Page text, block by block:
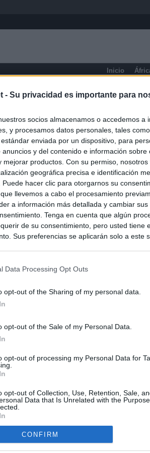
- Su privacidad es importante para
socios almacenamos o accedemos a
y procesamos datos personales, tales
enviada por un dispositivo, para
anuncios y del contenido e información
mejorar productos. Con su permiso,
geográfica precisa e identificación
Puede hacer clic para otorgarnos su
llevemos a cabo el procesamiento
a información más detallada y cambiar
Tenga en cuenta que algún
de su consentimiento, pero usted tiene
Sus preferencias se aplicarán solo a este
Data Processing Opt Outs
opt-out of the Sharing of my personal data.
opt-out of the Sale of my Personal Data.
opt-out of processing my Personal Data for
opt-out of Collection, Use, Retention, Sale,
Data that Is Unrelated with the
CONFIRM
Inicio
Ayuso señaló por la compra del ático: "Lo que no
residencia oficial para la presidenta"
Ayuso no puede destinar directamente la venta del
por los incendios